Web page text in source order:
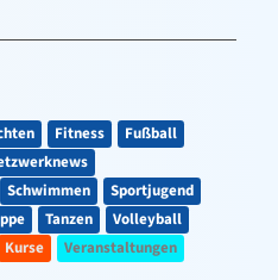
Fitness
Fußball
Schwimmen
Sportjugend
Tanzen
Volleyball
Kurse Veranstaltungen